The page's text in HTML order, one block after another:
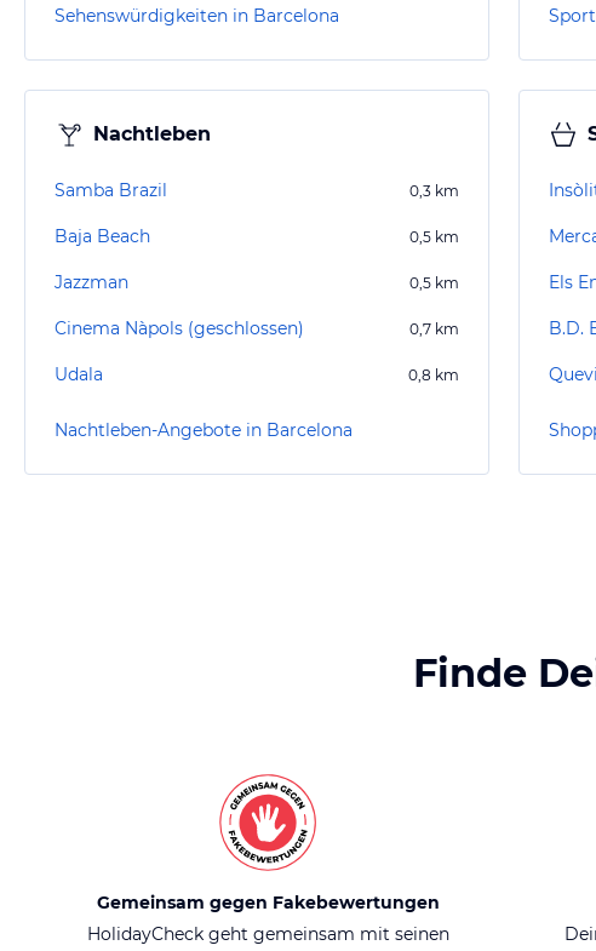
Sehenswürdigkeiten in Barcelona
Nachtleben
Samba Brazil 0,3 km
Baja Beach 0,5 km
Jazzman 0,5 km
Cinema Nàpols (geschlossen) 0,7 km
Udala 0,8 km
Nachtleben-Angebote in Barcelona
Els
B.D.
Finde
Gemeinsam gegen Fakebewertungen
HolidayCheck geht gemeinsam mit seinen